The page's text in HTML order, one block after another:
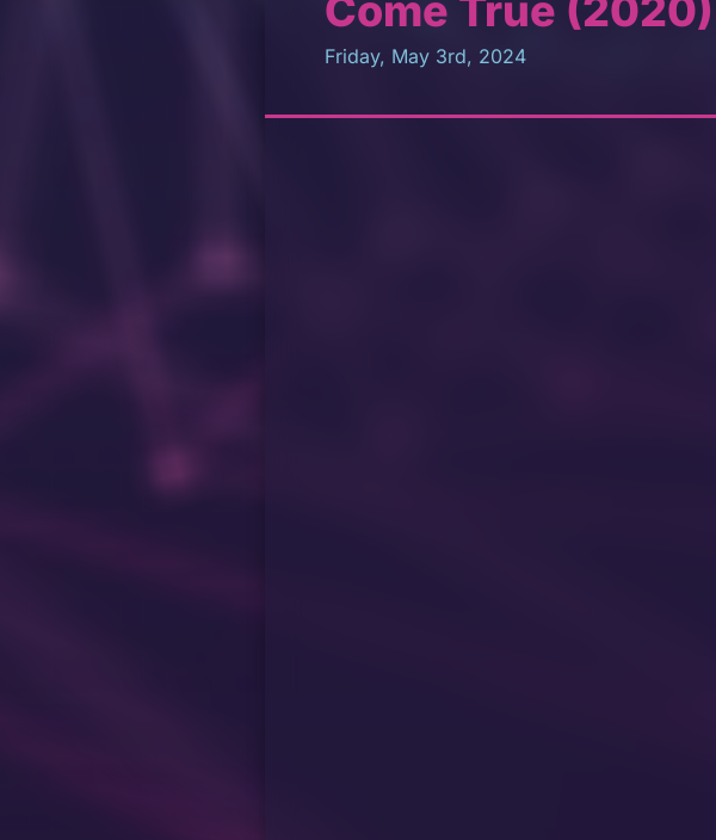
Come True (2020)
Friday, May 3rd, 2024